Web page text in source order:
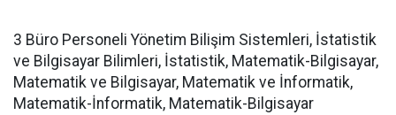
3 Büro Personeli Yönetim Bilişim Sistemleri, İstatistik
ve Bilgisayar Bilimleri, İstatistik, Matematik-Bilgisayar,
Matematik ve Bilgisayar, Matematik ve İnformatik,
Matematik-İnformatik, Matematik-Bilgisayar